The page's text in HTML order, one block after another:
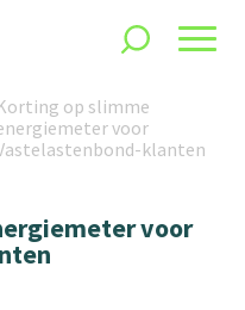
op slimme
voor
klanten
voor